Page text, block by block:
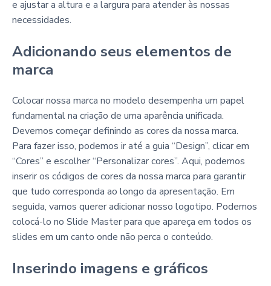
e ajustar a altura e a largura para atender às nossas
necessidades.
Adicionando seus elementos de
marca
Colocar nossa marca no modelo desempenha um papel
fundamental na criação de uma aparência unificada.
Devemos começar definindo as cores da nossa marca.
Para fazer isso, podemos ir até a guia “Design”, clicar em
“Cores” e escolher “Personalizar cores”. Aqui, podemos
inserir os códigos de cores da nossa marca para garantir
que tudo corresponda ao longo da apresentação. Em
seguida, vamos querer adicionar nosso logotipo. Podemos
colocá-lo no Slide Master para que apareça em todos os
slides em um canto onde não perca o conteúdo.
Inserindo imagens e gráficos